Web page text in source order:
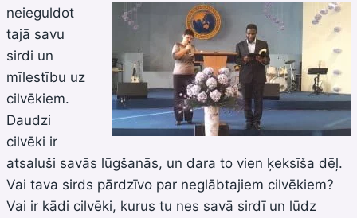
neieguldot
tajā savu
sirdi un
mīlestību uz
cilvēkiem.
Daudzi
cilvēki ir
atsaluši savās lūgšanās, un dara to vien ķeksīša dēļ.
Vai tava sirds pārdzīvo par neglābtajiem cilvēkiem?
Vai ir kādi cilvēki, kurus tu nes savā sirdī un lūdz